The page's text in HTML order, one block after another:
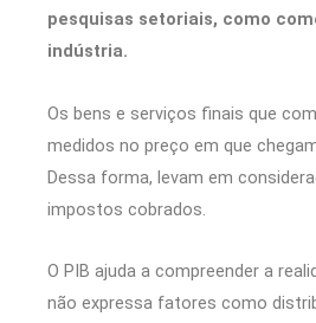
pesquisas setoriais, como
indústria.
Os bens e serviços finais que
medidos no preço em que
Dessa forma, levam em
impostos cobrados.
O PIB ajuda a compreender a
não expressa fatores como